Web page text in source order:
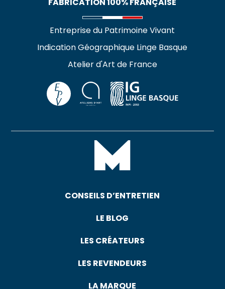
FABRICATION 100% FRANÇAISE
Entreprise du Patrimoine Vivant
Indication Géographique Linge Basque
Atelier d'Art de France
CONSEILS D’ENTRETIEN
LE BLOG
LES CRÉATEURS
LES REVENDEURS
LA MARQUE